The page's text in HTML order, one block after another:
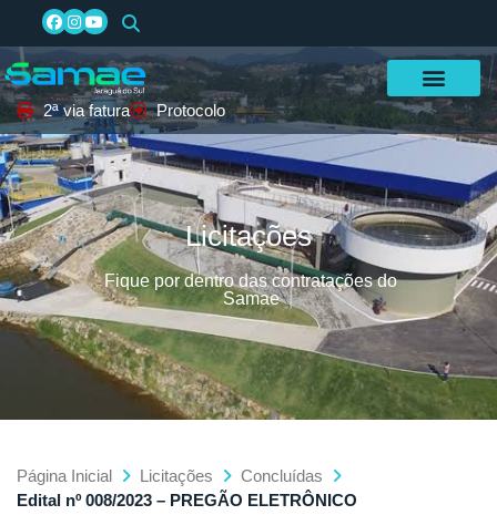
2ª via fatura Protocolo
Licitações
Fique por dentro das contratações do
Samae
Página Inicial Licitações
Concluídas
Edital nº 008/2023 – PREGÃO ELETRÔNICO